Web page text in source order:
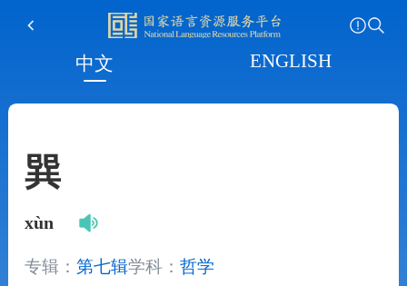
中文 ENGLISH
巽
xùn
专辑： 第七辑学科： 哲学